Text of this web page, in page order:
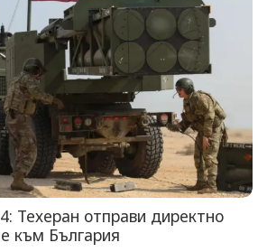
Техеран отправи директно
към България